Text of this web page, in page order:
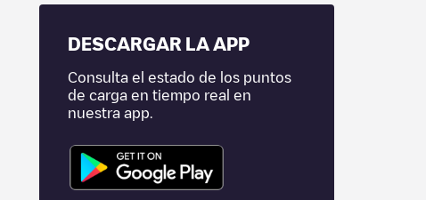
DESCARGAR LA APP
Consulta el estado de los puntos
de carga en tiempo real en
nuestra app.